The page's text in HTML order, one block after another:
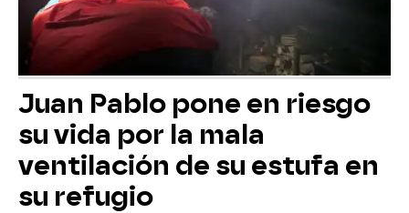
Juan Pablo pone en riesgo
su vida por la mala
ventilación de su estufa en
su refugio